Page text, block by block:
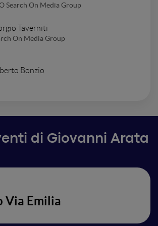
Search On Media Group
Taverniti
On Media Group
Bonzio
di Giovanni Arata
Via Emilia